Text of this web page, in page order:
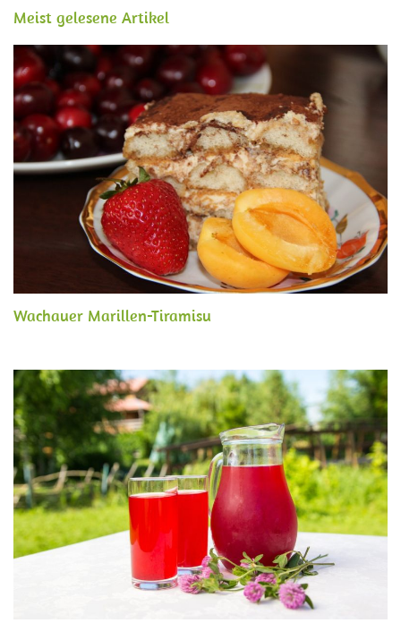
Meist gelesene Artikel
Wachauer Marillen-Tiramisu